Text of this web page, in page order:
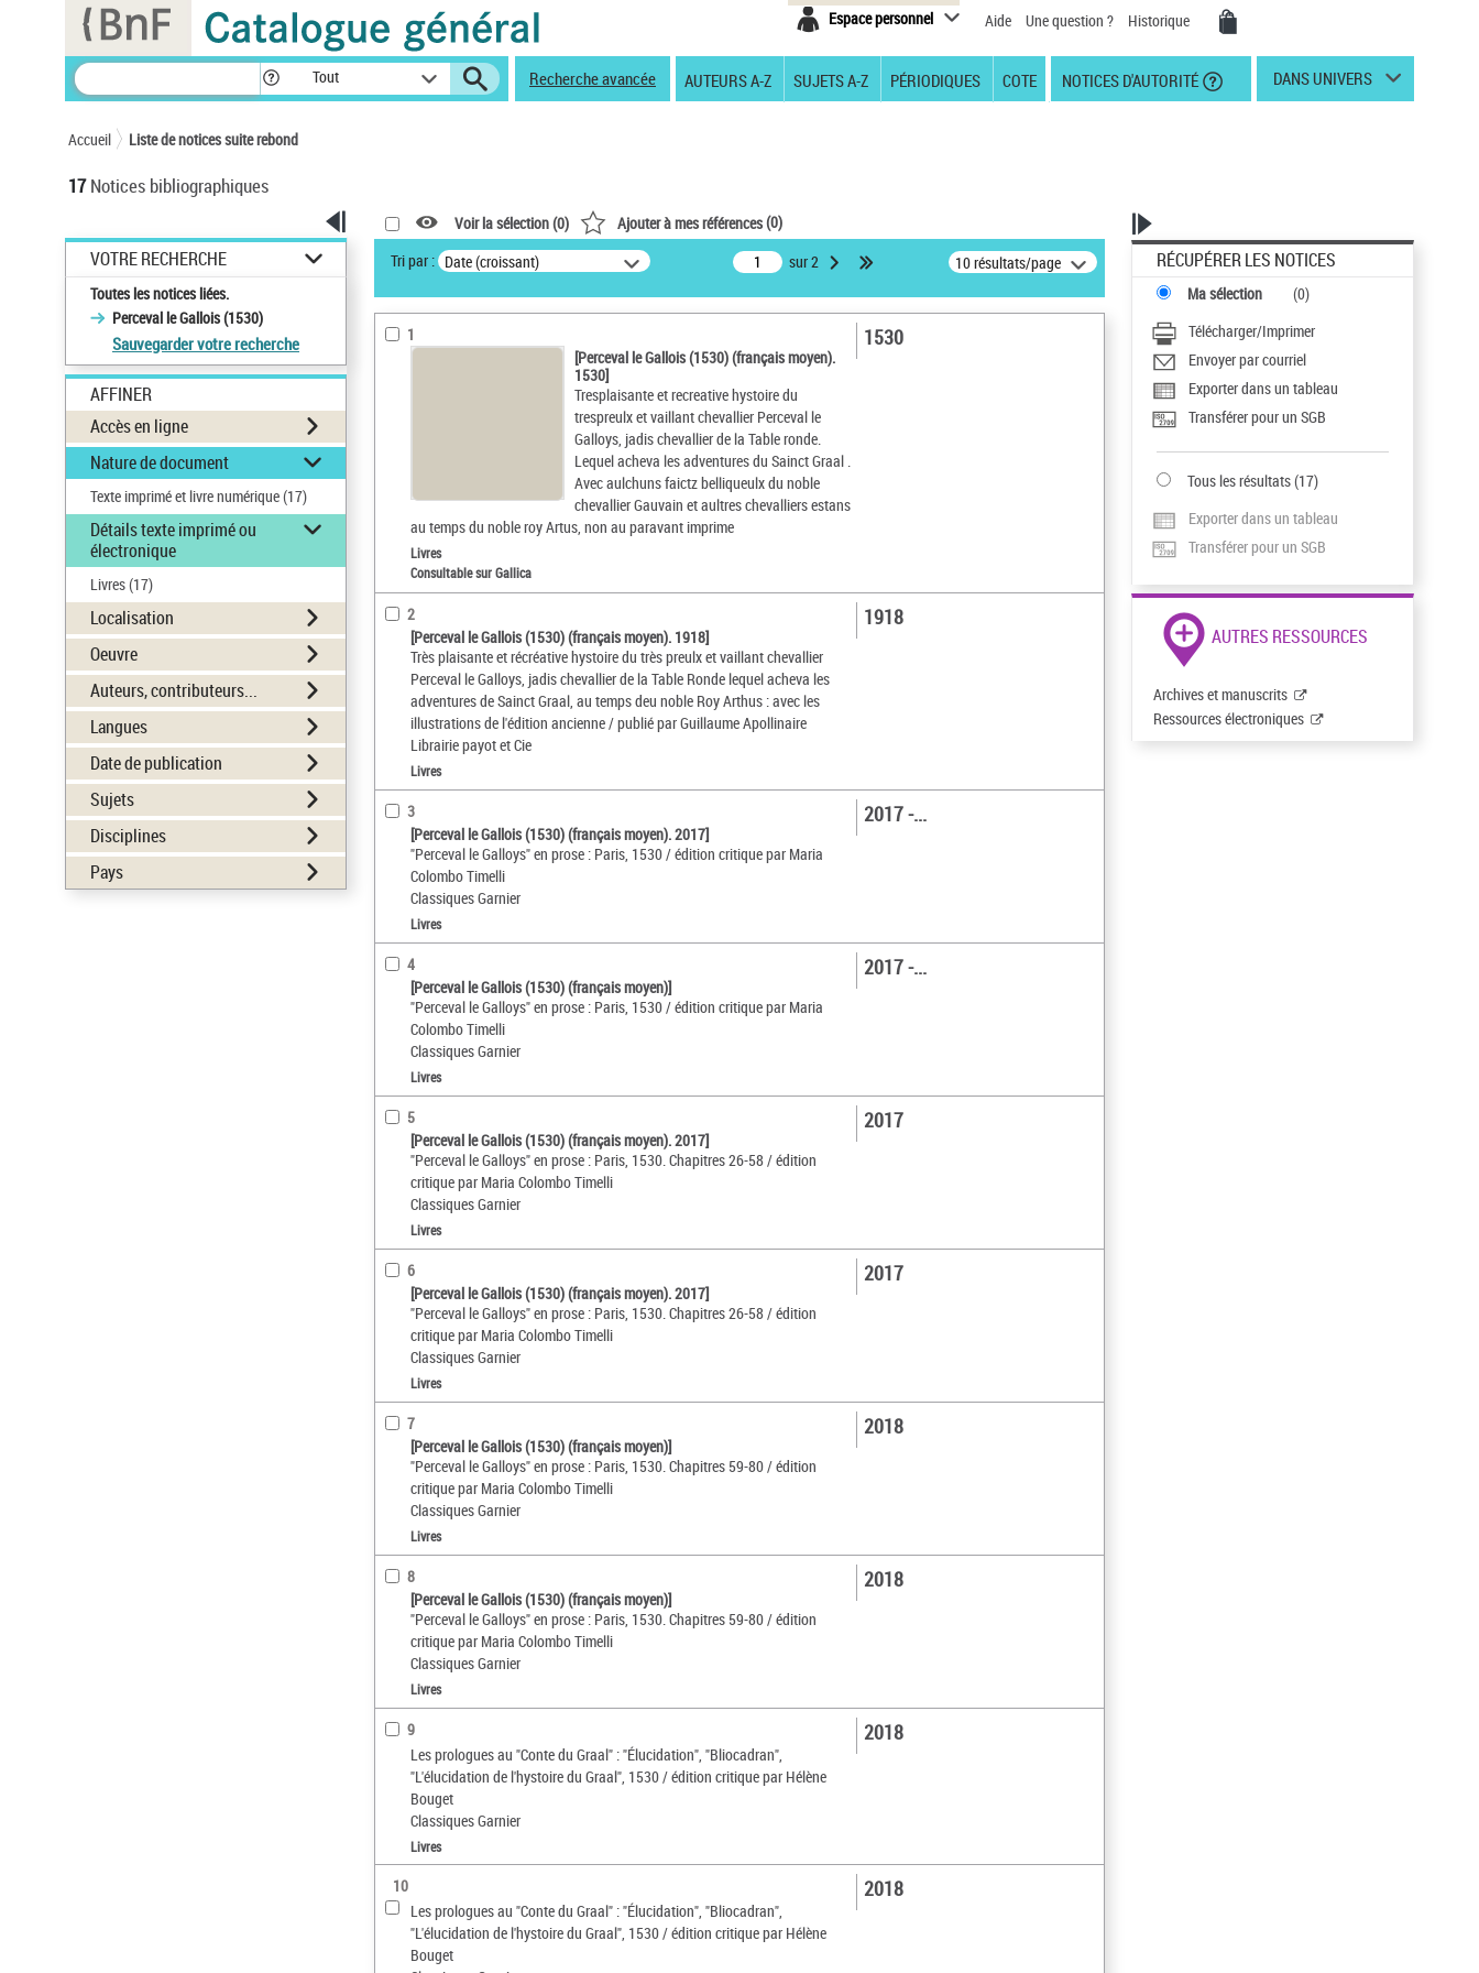
Espace personnel Aide Une question ? Historique
Tout Recherche avancée AUTEURS A-Z SUJETS A-Z PÉRIODIQUES COTE NOTICES D'AUTORITÉ DANS UNIVERS
Accueil Liste de notices suite rebond
17Notices bibliographiques
VOTRE RECHERCHE
Toutes les notices liées.
Perceval le Gallois (1530)
Sauvegarder votre recherche
AFFINER
Accès en ligne
Nature de document
Texte imprimé et livre numérique(17)
Détails texte imprimé ou
électronique
Livres(17)
Localisation
Oeuvre
Auteurs, contributeurs...
Langues
Date de publication
Sujets
Disciplines
Pays
Voir la sélection (0) Ajouter à mes références(0)
Tri par : Date (croissant) sur 2 10 résultats/page
1
[Perceval le Gallois (1530) (français moyen).
1530]
Tresplaisante et recreative hystoire du
trespreulx et vaillant chevallier Perceval le
Galloys, jadis chevallier de la Table ronde.
Lequel acheva les adventures du Sainct Graal .
Avec aulchuns faictz belliqueulx du noble
chevallier Gauvain et aultres chevalliers estans
au temps du noble roy Artus, non au paravant imprime
1530
Livres
Consultable sur Gallica
2
[Perceval le Gallois (1530) (français moyen). 1918]
Très plaisante et récréative hystoire du très preulx et vaillant chevallier
Perceval le Galloys, jadis chevallier de la Table Ronde lequel acheva les
adventures de Sainct Graal, au temps deu noble Roy Arthus : avec les
illustrations de l'édition ancienne / publié par Guillaume Apollinaire
Librairie payot et Cie
1918
Livres
3
[Perceval le Gallois (1530) (français moyen). 2017]
"Perceval le Galloys" en prose : Paris, 1530 / édition critique par Maria
Colombo Timelli
Classiques Garnier
2017 -...
Livres
4
[Perceval le Gallois (1530) (français moyen)]
"Perceval le Galloys" en prose : Paris, 1530 / édition critique par Maria
Colombo Timelli
Classiques Garnier
2017 -...
Livres
5
[Perceval le Gallois (1530) (français moyen). 2017]
"Perceval le Galloys" en prose : Paris, 1530. Chapitres 26-58 / édition
critique par Maria Colombo Timelli
Classiques Garnier
2017
Livres
6
[Perceval le Gallois (1530) (français moyen). 2017]
"Perceval le Galloys" en prose : Paris, 1530. Chapitres 26-58 / édition
critique par Maria Colombo Timelli
Classiques Garnier
2017
Livres
7
[Perceval le Gallois (1530) (français moyen)]
"Perceval le Galloys" en prose : Paris, 1530. Chapitres 59-80 / édition
critique par Maria Colombo Timelli
Classiques Garnier
2018
Livres
8
[Perceval le Gallois (1530) (français moyen)]
"Perceval le Galloys" en prose : Paris, 1530. Chapitres 59-80 / édition
critique par Maria Colombo Timelli
Classiques Garnier
2018
Livres
9
Les prologues au "Conte du Graal" : "Élucidation", "Bliocadran",
"L'élucidation de l'hystoire du Graal", 1530 / édition critique par Hélène
Bouget
Classiques Garnier
2018
Livres
10
Les prologues au "Conte du Graal" : "Élucidation", "Bliocadran",
"L'élucidation de l'hystoire du Graal", 1530 / édition critique par Hélène
Bouget
2018
RÉCUPÉRER LES NOTICES
Ma sélection (0)
Télécharger/Imprimer
Envoyer par courriel
Exporter dans un tableau
Transférer pour un SGB
Tous les résultats(17)
Exporter dans un tableau
Transférer pour un SGB
AUTRES RESSOURCES
Archives et manuscrits
Ressources électroniques
Panneau de gestion des cookies